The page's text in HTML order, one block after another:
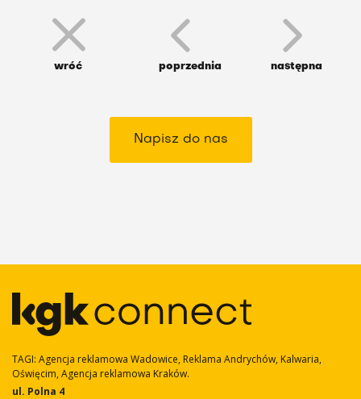
wróć poprzednia następna
Napisz do nas
TAGI: Agencja reklamowa Wadowice, Reklama Andrychów, Kalwaria,
Oświęcim, Agencja reklamowa Kraków.
ul. Polna 4